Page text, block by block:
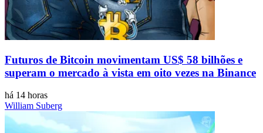
Futuros de Bitcoin movimentam US$ 58 bilhões e
superam o mercado à vista em oito vezes na Binance
há 14 horas
William Suberg